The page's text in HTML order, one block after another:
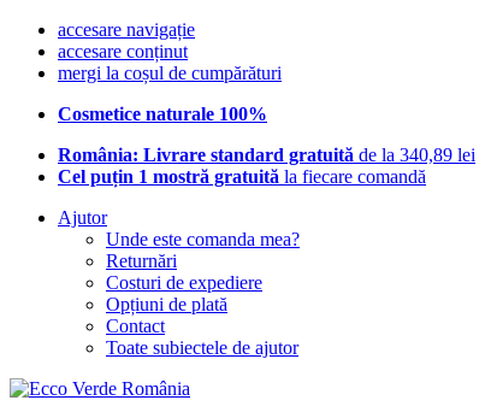
accesare navigație
accesare conținut
mergi la coșul de cumpărături
Cosmetice naturale 100%
România: Livrare standard gratuită de la 340,89 lei
Cel puțin 1 mostră gratuită la fiecare comandă
Ajutor
Unde este comanda mea?
Returnări
Costuri de expediere
Opțiuni de plată
Contact
Toate subiectele de ajutor